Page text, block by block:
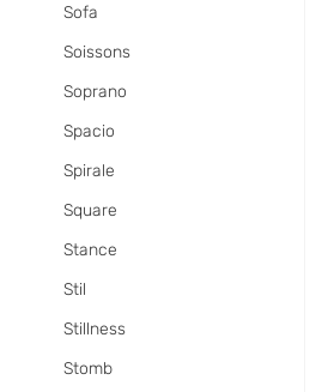
Sofa
Soissons
Soprano
Spacio
Spirale
Square
Stance
Stil
Stillness
Stomb